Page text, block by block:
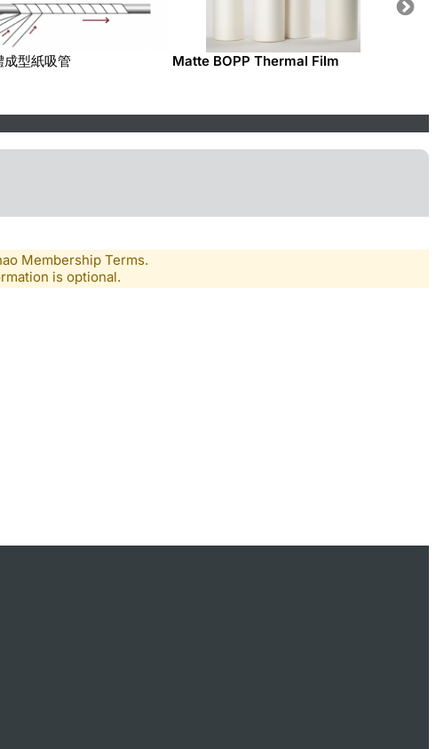
成型紙吸管 Matte BOPP Thermal Film
Membership Terms.
is optional.